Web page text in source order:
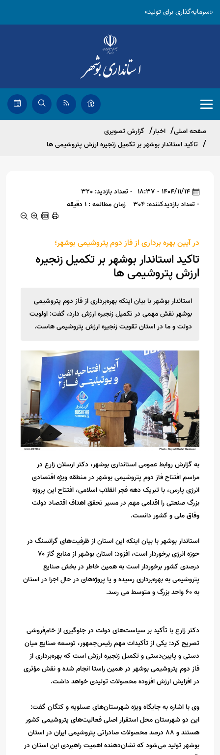
«سرمایه‌گذاری برای تولید»
صفحه اصلی اخبار
گزارش تصویری
تاکید استاندار بوشهر بر تکمیل زنجیره ارزش پتروشیمی ها
1404/11/14 - 18:37
- تعداد بازدید: 320
- تعداد بازدیدکننده: 304
زمان مطالعه : 1 دقیقه
در آیین بهره برداری از فاز دوم‌ پتروشیمی‌ بوشهر؛
تاکید استاندار بوشهر بر تکمیل زنجیره
ارزش پتروشیمی ها
استاندار بوشهر با بیان اینکه بهره‌برداری از فاز دوم پتروشیمی
بوشهر نقش مهمی در تکمیل زنجیره ارزش دارد، گفت: اولویت
دولت و ما در استان تقویت زنجیره ارزش پتروشیمی هاست.
به گزارش روابط عمومی استانداری بوشهر، دکتر ارسلان زارع در
مراسم افتتاح فاز دوم پتروشیمی بوشهر در منطقه ویژه اقتصادی
انرژی پارس، با تبریک دهه فجر انقلاب اسلامی، افتتاح این پروژه
بزرگ صنعتی را اقدامی مهم در مسیر تحقق اهداف اقتصاد دولت
وفاق ملی و کشور دانست.
استاندار بوشهر با بیان اینکه این استان از ظرفیت‌های گرانسنگ در
حوزه انرژی برخوردار است، افزود: استان بوشهر از منابع گاز ۷۰
درصدی کشور برخوردار است به همین خاطر در بخش صنایع
پتروشیمی به بهره‌برداری رسیده و یا پروژه‌های در حال اجرا در استان
به ۶۰ واحد بزرگ و متوسط می رسد.
دکتر زارع با تأکید بر سیاست‌های دولت در جلوگیری از خام‌فروشی
تصریح کرد: یکی از تأکیدات مهم رئیس‌جمهور، توسعه صنایع میان
دستی و پایین‌دستی و تکمیل زنجیره ارزش است که بهره‌برداری از
فاز دوم پتروشیمی بوشهر در همین راستا انجام شده و نقش مؤثری
در افزایش ارزش افزوده محصولات تولیدی خواهد داشت.
وی با اشاره به جایگاه ویژه شهرستان‌های عسلویه و کنگان گفت:
این دو شهرستان محل استقرار اصلی فعالیت‌های پتروشیمی کشور
هستند و ۸۸ درصد محصولات صادراتی پتروشیمی ایران در استان
بوشهر تولید می‌شود که نشان‌دهنده اهمیت راهبردی این استان در